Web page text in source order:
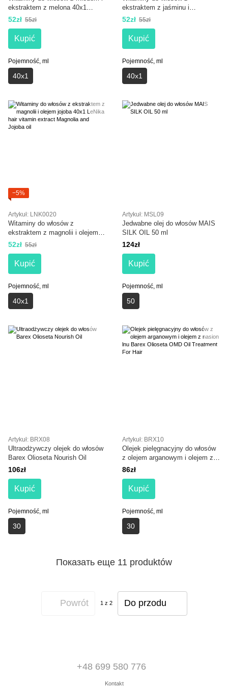
ekstraktem z melona 40x1
LeNika hair vitamin Honey and
52zł 55zł
Kupić
Pojemność, ml
40х1
ekstraktem z jaśminu i
proteinami jedwabiu 40x1 LeNika
Silk proteins
52zł 55zł
Kupić
Pojemność, ml
40х1
−5%
Artykuł: LNK0020
Witaminy do włosów z
ekstraktem z magnolii i olejem
jojoba 40x1 LeNika hair vitamin
52zł 55zł
Kupić
Pojemność, ml
40x1
Artykuł: MSL09
Jedwabne olej do włosów MAIS
SILK OIL 50 ml
124zł
Kupić
Pojemność, ml
50
Artykuł: BRX08
Ultraodżywczy olejek do włosów
Barex Olioseta Nourish Oil
106zł
Kupić
Pojemność, ml
30
Artykuł: BRX10
Olejek pielęgnacyjny do włosów
z olejem arganowym i olejem z
nasion lnu Barex Olioseta OMD
86zł
Kupić
Pojemność, ml
30
Показать еще 11 produktów
Powrót 1 z 2 Do przodu
+48 699 580 776
Kontakt